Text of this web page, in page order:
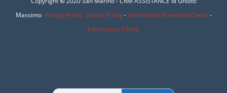
Massimo Privacy Policy Cookie Policy- Informativa Potenziali Clienti -
Informativa Clienti